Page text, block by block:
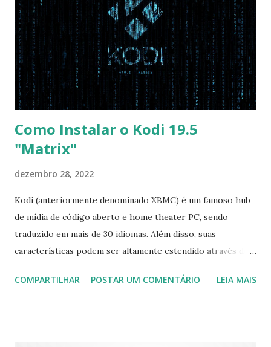
opção garante boot com Win e Linux) Boot > Boot Priority
Order USB HDD: SATA CD: SATA HDD: Essa ordem de boot
vai garantir que ele tente primeiro o boot pela USB, depois
pelo CD e por último no HD. Apenas as opções acima são
as necessá...
Como Instalar o Kodi 19.5
"Matrix"
dezembro 28, 2022
Kodi (anteriormente denominado XBMC) é um famoso hub
de mídia de código aberto e home theater PC, sendo
traduzido em mais de 30 idiomas. Além disso, suas
características podem ser altamente estendido através de
(personal video recorder). A versão final do Kodi 19.5
COMPARTILHAR POSTAR UM COMENTÁRIO LEIA MAIS